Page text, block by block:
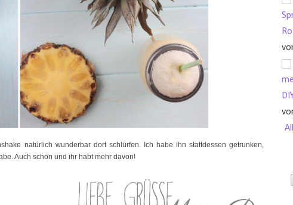
natürlich wunderbar dort schlürfen. Ich habe ihn stattdessen getrunken,
Auch schön und ihr habt mehr davon!